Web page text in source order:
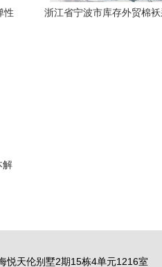
性
浙江省宁波市库存外贸棉
解
悦天伦别墅2期15栋4单元1216室